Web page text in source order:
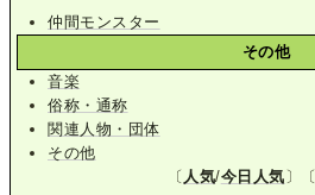
仲間モンスター
その他
音楽
俗称・通称
関連人物・団体
その他
〔 人気/今日人気 〕〔